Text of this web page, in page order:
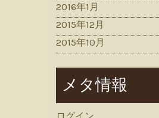
2016年1月
2015年12月
2015年10月
メタ情報